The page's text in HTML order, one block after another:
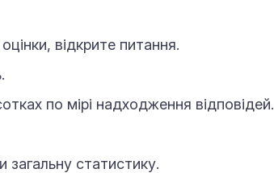
відкрите питання.
по мірі надходження відповідей.
статистику.